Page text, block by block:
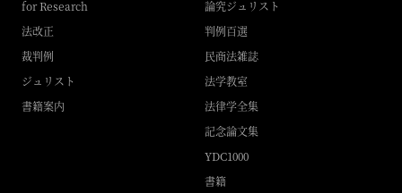
for Research
法改正
裁判例
ジュリスト
書籍案内
論究ジュリスト
判例百選
民商法雑誌
法学教室
法律学全集
記念論文集
YDC1000
書籍